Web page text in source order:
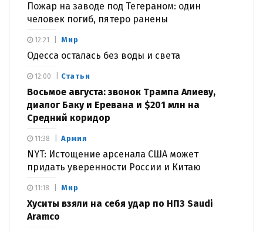
Пожар на заводе под Тегераном: один
человек погиб, пятеро ранены
Мир
Одесса осталась без воды и света
12:21
Статьи
Восьмое августа: звонок Трампа Алиеву,
диалог Баку и Еревана и $201 млн на
Средний коридор
12:00
Армия
NYT: Истощение арсенала США может
придать уверенности России и Китаю
11:38
Мир
Хуситы взяли на себя удар по НПЗ Saudi
Aramco
11:18